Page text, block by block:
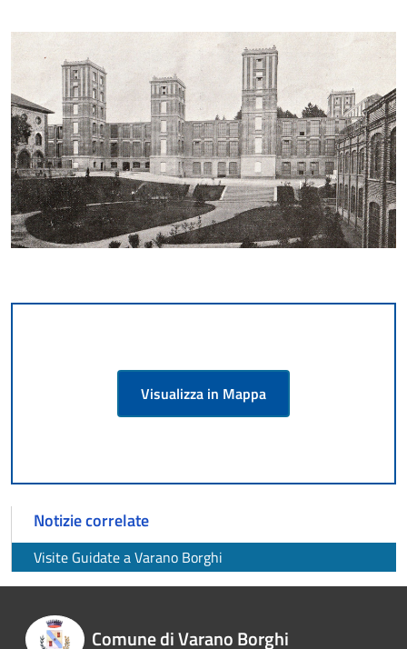
Visualizza in Mappa
Notizie correlate
Visite Guidate a Varano Borghi
Comune di Varano Borghi